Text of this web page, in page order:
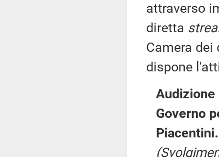
attraverso
diretta
Camera dei
dispone
Governo
Piacentini.